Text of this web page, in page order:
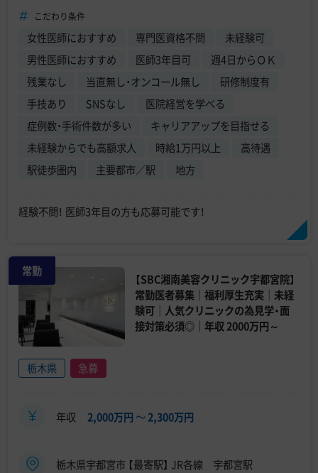
こだわり条件
女性医師におすすめ 専門医資格不問
未経験可
男性医師におすすめ
医師3年目可
週4日からＯＫ
残業なし
当直無し・オンコール無し
研修制度有
手技あり
SNSなし
医院経営を学べる
症例数・手術件数が多い
キャリアアップを目指せる
未経験からでも高額求人
時給1万円以上
高待遇
駅徒歩圏内
主要都市／駅 地方
経験不問！ 医師3年目の方も応募可能です！
常勤
【SBC湘南美容クリニック宇都宮院】
常勤医者募集｜福利厚生充実｜未経
験可｜人気クリニックの為見学・面
接対策必須◎｜年収 2000万円～
栃木県 急募
年収 2,000万円 〜2,300万円
栃木県宇都宮市 【最寄駅】 JR各線 宇都宮駅